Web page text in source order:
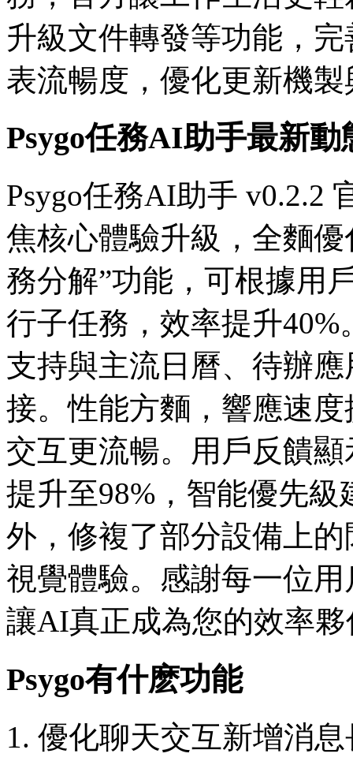
升級文件轉發等功能，
表流暢度，優化更新機
Psygo任務AI助手最新動
Psygo任務AI助手 v0.2.2
焦核心體驗升級，全麵
務分解”功能，可根據用
行子任務，效率提升
支持與主流日曆、待辦
接。性能方麵，響應速
交互更流暢。用戶反饋
提升至98%，智能優先
外，修複了部分設備上
視覺體驗。感謝每一位
讓AI真正成為您的效率夥
Psygo有什麽功能
1. 優化聊天交互新增消